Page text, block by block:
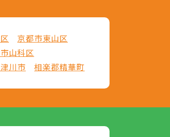
京都市東山区
山科区
川市 相楽郡精華町